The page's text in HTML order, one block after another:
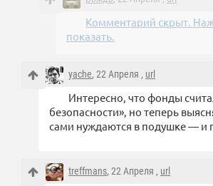
Комментарий скрыт.
показать.
yache, 22 Апреля , url
Интересно, что фонды
безопасности», но теперь
сами нуждаются в подушке — и
treffmans, 22 Апреля , url